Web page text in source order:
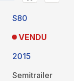
S80
VENDU
2015
Semitrailer